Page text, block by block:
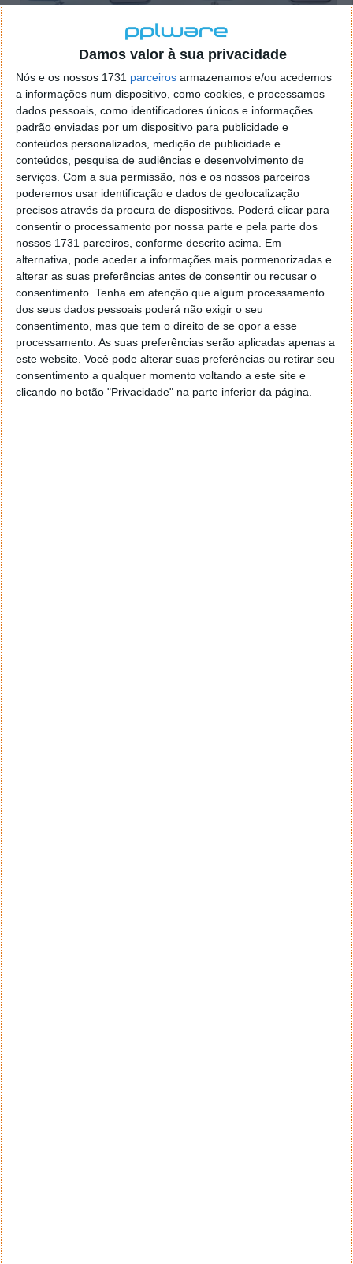
Damos valor à sua privacidade
Nós e os nossos 1731 parceiros armazenamos e/ou acedemos
a informações num dispositivo, como cookies, e processamos
dados pessoais, como identificadores únicos e informações
padrão enviadas por um dispositivo para publicidade e
conteúdos personalizados, medição de publicidade e
conteúdos, pesquisa de audiências e desenvolvimento de
serviços. Com a sua permissão, nós e os nossos parceiros
poderemos usar identificação e dados de geolocalização
precisos através da procura de dispositivos. Poderá clicar para
consentir o processamento por nossa parte e pela parte dos
nossos 1731 parceiros, conforme descrito acima. Em
alternativa, pode aceder a informações mais pormenorizadas e
alterar as suas preferências antes de consentir ou recusar o
consentimento. Tenha em atenção que algum processamento
dos seus dados pessoais poderá não exigir o seu
consentimento, mas que tem o direito de se opor a esse
processamento. As suas preferências serão aplicadas apenas a
este website. Você pode alterar suas preferências ou retirar seu
consentimento a qualquer momento voltando a este site e
clicando no botão "Privacidade" na parte inferior da página.
Em paralelo, um outro acordo de licenciamento de
patentes assinado entre as duas empresas em 2019
continua em vigor e só vai terminar em 2025,
podendo as duas marcas alargá-lo por mais dois
anos.
Na opinião de Susannah Streeter, diretora de dinheiro
e mercados da Hargreaves Lansdown, "numa altura
em que a Apple enfrenta desafios crescentes na
China, reforçar as suas redes de fornecimento
noutros lugares é uma prioridade e parece que a
empresa está a recuar ou pelo menos a adiar os
planos de avançar sozinha em mais áreas com a sua
própria produção de chips".
Este artigo tem mais de um ano